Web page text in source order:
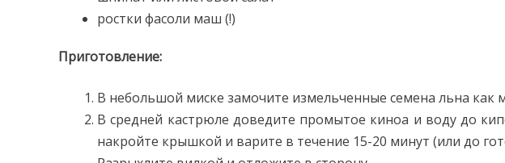
ростки фасоли маш (!)
Приготовление:
В небольшой миске замочите измельченные семена льна как
В средней кастрюле доведите промытое киноа и воду до
накройте крышкой и варите в течение 15-20 минут (или до